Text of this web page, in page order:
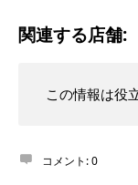
関連する店舗:
この情報は役
コメント:0